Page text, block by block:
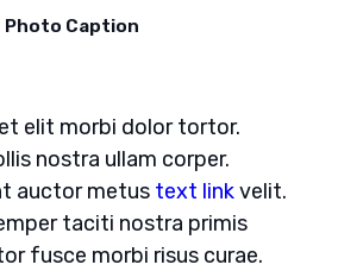
Photo Caption
elit morbi dolor tortor.
nostra ullam corper.
auctor metus text linkvelit.
taciti nostra primis
fusce morbi risus curae.